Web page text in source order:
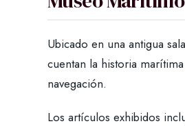
Ubicado en una antigua
cuentan la historia
navegación.
Los artículos exhibidos